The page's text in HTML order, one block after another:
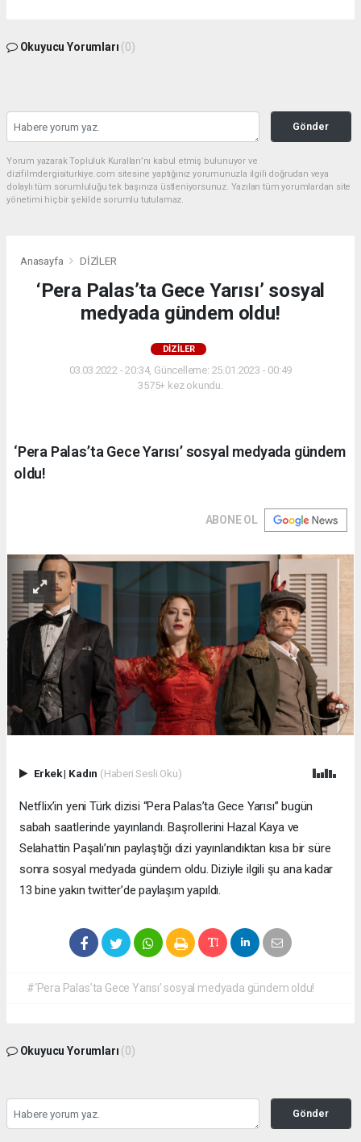
Okuyucu Yorumları (0)
Gönder
Yorum yazarak Topluluk Kuralları’nı kabul etmiş bulunuyor ve
dizifilmdergisiturkiye.com sitesine yaptığınız yorumunuzla ilgili doğrudan veya
dolaylı tüm sorumluluğu tek başınıza üstleniyorsunuz. Yazılan tüm yorumlardan site
yönetimi hiçbir şekilde sorumlu tutulamaz.
Anasayfa DİZİLER
‘Pera Palas’ta Gece Yarısı’ sosyal
medyada gündem oldu!
DİZİLER
03.03.2022 - 20:34, Güncelleme: 25.01.2023 - 00:49
3575+ kez okundu.
‘Pera Palas’ta Gece Yarısı’ sosyal medyada gündem
oldu!
ABONE OL
Erkek| Kadın (Haberi Sesli Oku)
Netflix’in yeni Türk dizisi “Pera Palas’ta Gece Yarısı” bugün
sabah saatlerinde yayınlandı. Başrollerini Hazal Kaya ve
Selahattin Paşalı’nın paylaştığı dizi yayınlandıktan kısa bir süre
sonra sosyal medyada gündem oldu. Diziyle ilgili şu ana kadar
13 bine yakın twitter’de paylaşım yapıldı.
#‘Pera Palas’ta Gece Yarısı’ sosyal medyada gündem oldu!
Okuyucu Yorumları (0)
Gönder